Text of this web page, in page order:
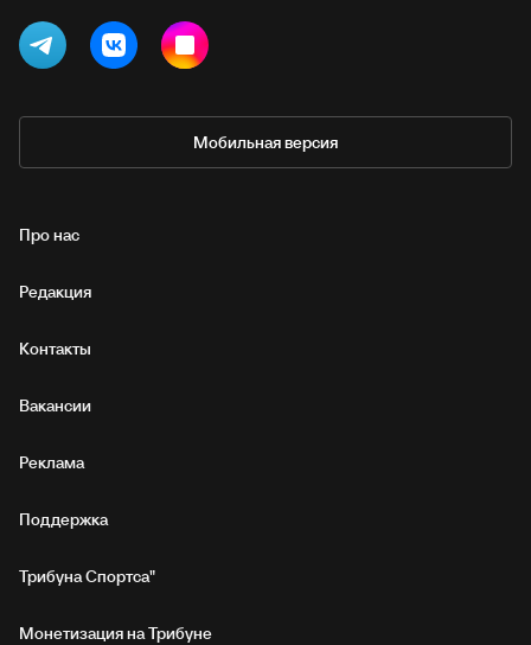
Мобильная версия
Про нас
Редакция
Контакты
Вакансии
Реклама
Поддержка
Трибуна Спортса"
Монетизация на Трибуне